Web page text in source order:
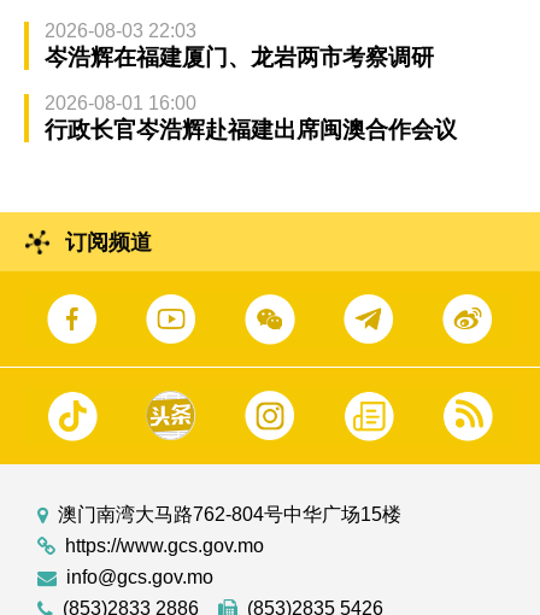
2026-08-03 22:03
岑浩辉在福建厦门、龙岩两市考察调研
2026-08-01 16:00
行政长官岑浩辉赴福建出席闽澳合作会议
订阅频道
澳门南湾大马路762-804号中华广场15楼
https://www.gcs.gov.mo
info@gcs.gov.mo
(853)2833 2886
(853)2835 5426